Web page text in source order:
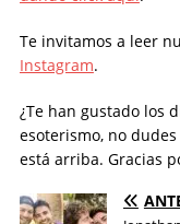
Te invitamos a leer
Instagram.
¿Te han gustado los
esoterismo, no
está arriba. Gracias